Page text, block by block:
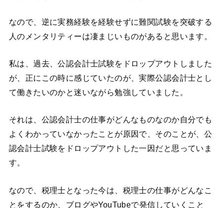
なので、逆に実務経験を経験せずに難関試験を突破する
人のメンタリティーは凄まじいものがあると思います。
私は、過去、公認会計士試験をドロップアウトしました
が、正にこの時に感じていたのが、実際公認会計士とし
て働きたいのかと迷いながら勉強していました。
それは、公認会計士の仕事がどんなものなのか自分でも
よくわかっていなかったことが原因で、そのことが、公
認会計士試験をドロップアウトした一因だと思っていま
す。
なので、税理士となった今は、税理士の仕事がどんなこ
とをするのか、ブログやYouTubeで発信していくこと